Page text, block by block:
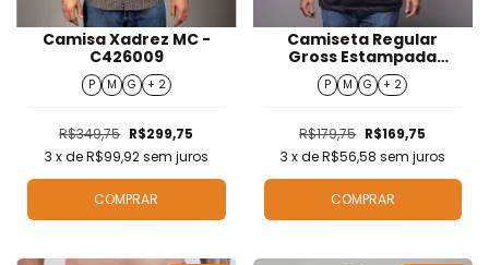
Camisa Xadrez MC -
C426009
P M G + 2
R$349,75 R$299,75
3 x deR$99,92sem juros
COMPRAR
Camiseta Regular
Gross Estampada
Masculino - T426045
P M G + 2
R$179,75 R$169,75
3 x deR$56,58 sem juros
COMPRAR